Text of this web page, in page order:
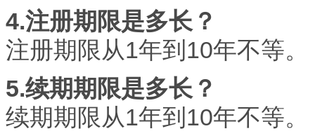
4.注册期限是多长？
注册期限从1年到10年不等。
5.续期期限是多长？
续期期限从1年到10年不等。